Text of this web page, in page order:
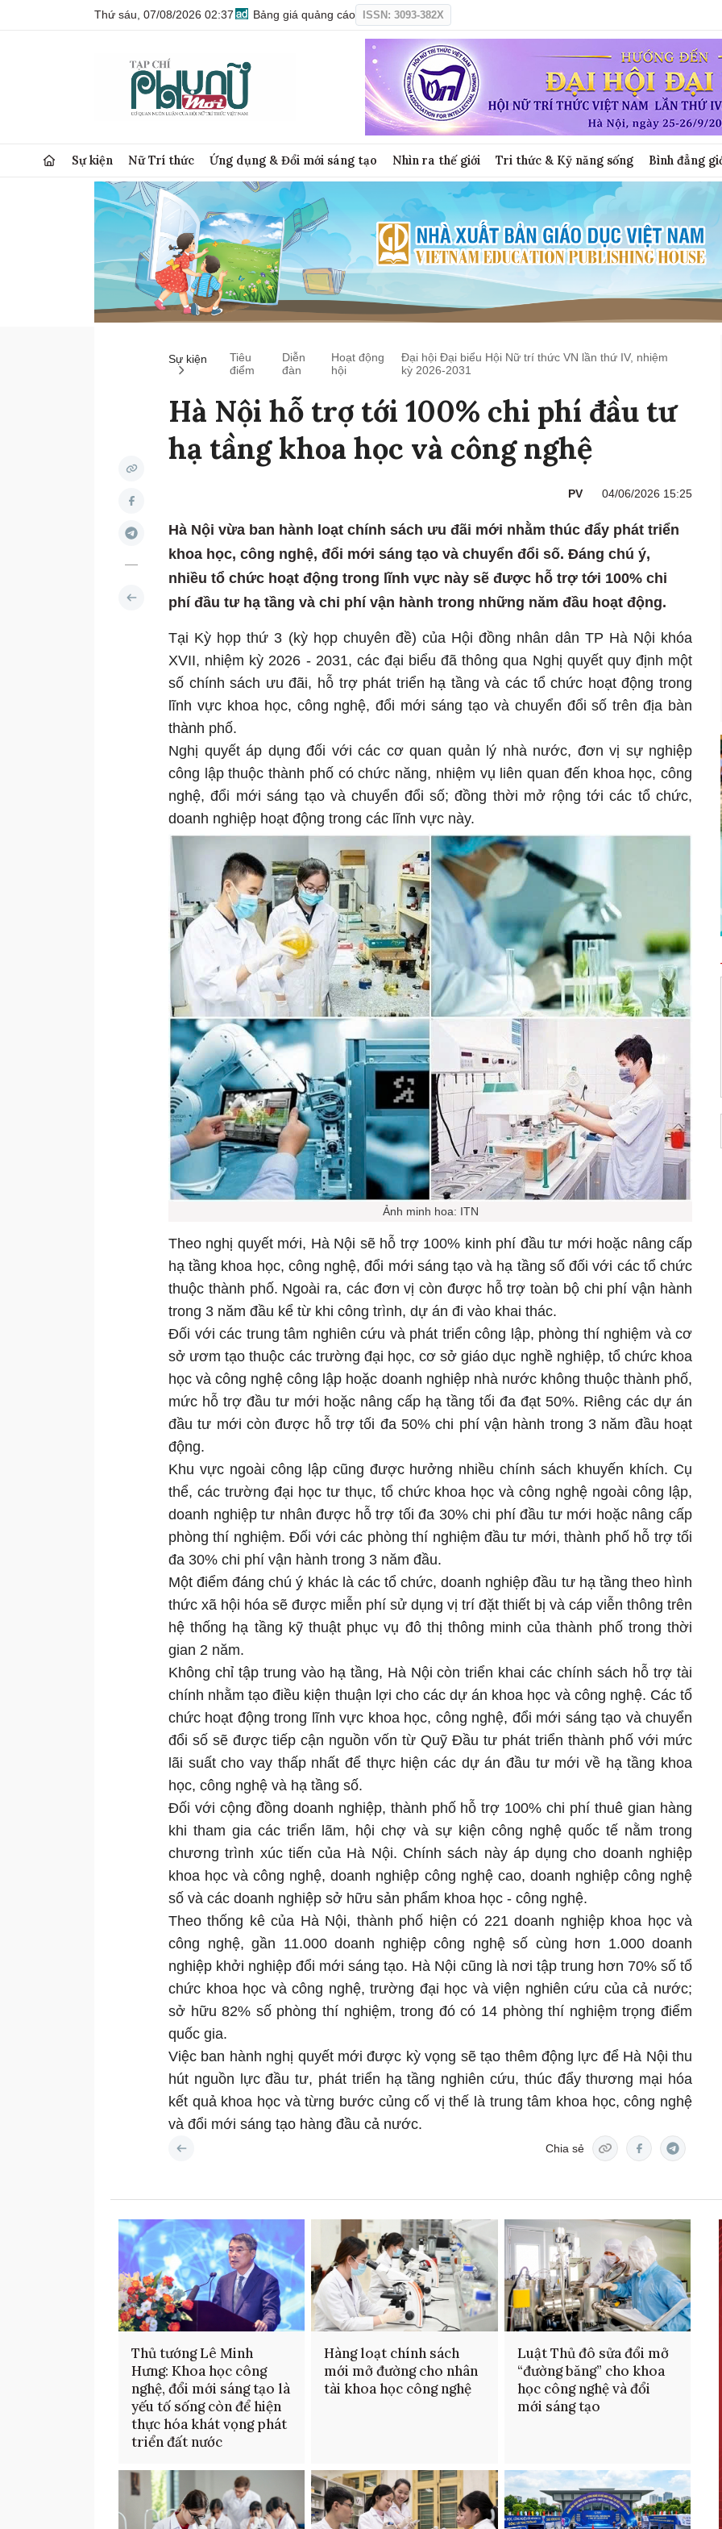
Thứ sáu, 07/08/2026 02:37 Bảng giá quảng cáo ISSN: 3093-382X
Sự kiện Nữ Trí thức Ứng dụng & Đổi mới sáng tạo Nhìn ra thế giới Tri thức & Kỹ năng sống Bình đẳng
Sự kiện
Tiêu
điểm
Diễn
đàn
Hoạt động
hội
Đại hội Đại biểu Hội Nữ trí thức VN lần thứ IV, nhiệm
kỳ 2026-2031
Hà Nội hỗ trợ tới 100% chi phí đầu tư
hạ tầng khoa học và công nghệ
PV 04/06/2026 15:25
Hà Nội vừa ban hành loạt chính sách ưu đãi mới nhằm thúc đẩy phát triển
khoa học, công nghệ, đổi mới sáng tạo và chuyển đổi số. Đáng chú ý,
nhiều tổ chức hoạt động trong lĩnh vực này sẽ được hỗ trợ tới 100% chi
phí đầu tư hạ tầng và chi phí vận hành trong những năm đầu hoạt động.
Tại Kỳ họp thứ 3 (kỳ họp chuyên đề) của Hội đồng nhân dân TP Hà Nội khóa
XVII, nhiệm kỳ 2026 - 2031, các đại biểu đã thông qua Nghị quyết quy định một
số chính sách ưu đãi, hỗ trợ phát triển hạ tầng và các tổ chức hoạt động trong
lĩnh vực khoa học, công nghệ, đổi mới sáng tạo và chuyển đổi số trên địa bàn
thành phố.
Nghị quyết áp dụng đối với các cơ quan quản lý nhà nước, đơn vị sự nghiệp
công lập thuộc thành phố có chức năng, nhiệm vụ liên quan đến khoa học, công
nghệ, đổi mới sáng tạo và chuyển đổi số; đồng thời mở rộng tới các tổ chức,
doanh nghiệp hoạt động trong các lĩnh vực này.
Ảnh minh hoa: ITN
Theo nghị quyết mới, Hà Nội sẽ hỗ trợ 100% kinh phí đầu tư mới hoặc nâng cấp
hạ tầng khoa học, công nghệ, đổi mới sáng tạo và hạ tầng số đối với các tổ chức
thuộc thành phố. Ngoài ra, các đơn vị còn được hỗ trợ toàn bộ chi phí vận hành
trong 3 năm đầu kể từ khi công trình, dự án đi vào khai thác.
Đối với các trung tâm nghiên cứu và phát triển công lập, phòng thí nghiệm và cơ
sở ươm tạo thuộc các trường đại học, cơ sở giáo dục nghề nghiệp, tổ chức khoa
học và công nghệ công lập hoặc doanh nghiệp nhà nước không thuộc thành phố,
mức hỗ trợ đầu tư mới hoặc nâng cấp hạ tầng tối đa đạt 50%. Riêng các dự án
đầu tư mới còn được hỗ trợ tối đa 50% chi phí vận hành trong 3 năm đầu hoạt
động.
Khu vực ngoài công lập cũng được hưởng nhiều chính sách khuyến khích. Cụ
thể, các trường đại học tư thục, tổ chức khoa học và công nghệ ngoài công lập,
doanh nghiệp tư nhân được hỗ trợ tối đa 30% chi phí đầu tư mới hoặc nâng cấp
phòng thí nghiệm. Đối với các phòng thí nghiệm đầu tư mới, thành phố hỗ trợ tối
đa 30% chi phí vận hành trong 3 năm đầu.
Một điểm đáng chú ý khác là các tổ chức, doanh nghiệp đầu tư hạ tầng theo hình
thức xã hội hóa sẽ được miễn phí sử dụng vị trí đặt thiết bị và cáp viễn thông trên
hệ thống hạ tầng kỹ thuật phục vụ đô thị thông minh của thành phố trong thời
gian 2 năm.
Không chỉ tập trung vào hạ tầng, Hà Nội còn triển khai các chính sách hỗ trợ tài
chính nhằm tạo điều kiện thuận lợi cho các dự án khoa học và công nghệ. Các tổ
chức hoạt động trong lĩnh vực khoa học, công nghệ, đổi mới sáng tạo và chuyển
đổi số sẽ được tiếp cận nguồn vốn từ Quỹ Đầu tư phát triển thành phố với mức
lãi suất cho vay thấp nhất để thực hiện các dự án đầu tư mới về hạ tầng khoa
học, công nghệ và hạ tầng số.
Đối với cộng đồng doanh nghiệp, thành phố hỗ trợ 100% chi phí thuê gian hàng
khi tham gia các triển lãm, hội chợ và sự kiện công nghệ quốc tế nằm trong
chương trình xúc tiến của Hà Nội. Chính sách này áp dụng cho doanh nghiệp
khoa học và công nghệ, doanh nghiệp công nghệ cao, doanh nghiệp công nghệ
số và các doanh nghiệp sở hữu sản phẩm khoa học - công nghệ.
Theo thống kê của Hà Nội, thành phố hiện có 221 doanh nghiệp khoa học và
công nghệ, gần 11.000 doanh nghiệp công nghệ số cùng hơn 1.000 doanh
nghiệp khởi nghiệp đổi mới sáng tạo. Hà Nội cũng là nơi tập trung hơn 70% số tổ
chức khoa học và công nghệ, trường đại học và viện nghiên cứu của cả nước;
sở hữu 82% số phòng thí nghiệm, trong đó có 14 phòng thí nghiệm trọng điểm
quốc gia.
Việc ban hành nghị quyết mới được kỳ vọng sẽ tạo thêm động lực để Hà Nội thu
hút nguồn lực đầu tư, phát triển hạ tầng nghiên cứu, thúc đẩy thương mại hóa
kết quả khoa học và từng bước củng cố vị thế là trung tâm khoa học, công nghệ
và đổi mới sáng tạo hàng đầu cả nước.
Chia sẻ
Thủ tướng Lê Minh
Hưng: Khoa học công
nghệ, đổi mới sáng tạo là
yếu tố sống còn để hiện
thực hóa khát vọng phát
triển đất nước
Hàng loạt chính sách
mới mở đường cho nhân
tài khoa học công nghệ
Luật Thủ đô sửa đổi mở
“đường băng” cho khoa
học công nghệ và đổi
mới sáng tạo